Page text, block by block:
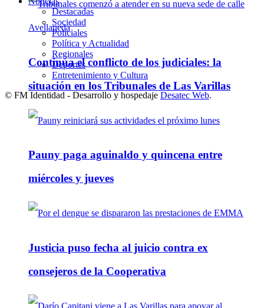
Continúa el conflicto de los judiciales: la
situación en los Tribunales de Las Varillas
Pauny paga aguinaldo y quincena entre
miércoles y jueves
Justicia puso fecha al juicio contra ex
consejeros de la Cooperativa
Destacadas
Sociedad
Policiales
Política y Actualidad
Regionales
Deportes
Entretenimiento y Cultura
© FM Identidad - Desarrollo y hospedaje Desatec Web.